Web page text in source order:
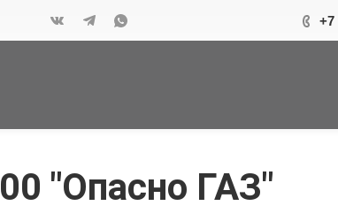
+7
"Опасно ГАЗ"